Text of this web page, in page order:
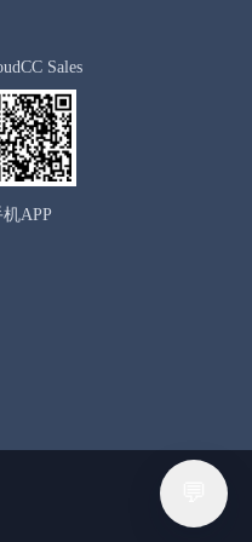
Sales
APP